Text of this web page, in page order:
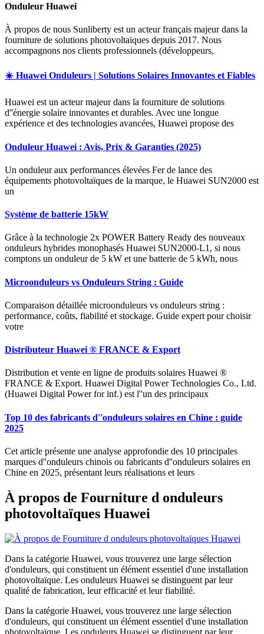
Onduleur Huawei
À propos de nous Sunliberty est un acteur français majeur dans la
fourniture de solutions photovoltaïques depuis 2017. Nous
accompagnons nos clients professionnels (développeurs,
☀️ Huawei Onduleurs | Solutions Solaires Innovantes et Fiables
Huawei est un acteur majeur dans la fourniture de solutions
d''énergie solaire innovantes et durables. Avec une longue
expérience et des technologies avancées, Huawei propose des
Onduleur Huawei : Avis, Prix & Garanties (2025)
Un onduleur aux performances élevées Fer de lance des
équipements photovoltaïques de la marque, le Huawei SUN2000 est
un
Système de batterie 15kW
Grâce à la technologie 2x POWER Battery Ready des nouveaux
onduleurs hybrides monophasés Huawei SUN2000-L1, si nous
comptons un onduleur de 5 kW et une batterie de 5 kWh, nous
Microonduleurs vs Onduleurs String : Guide
Comparaison détaillée microonduleurs vs onduleurs string :
performance, coûts, fiabilité et stockage. Guide expert pour choisir
votre
Distributeur Huawei ® FRANCE & Export
Distribution et vente en ligne de produits solaires Huawei ®
FRANCE & Export. Huawei Digital Power Technologies Co., Ltd.
(Huawei Digital Power for inf.) est l''un des principaux
Top 10 des fabricants d''onduleurs solaires en Chine : guide
2025
Cet article présente une analyse approfondie des 10 principales
marques d''onduleurs chinois ou fabricants d''onduleurs solaires en
Chine en 2025, présentant leurs réalisations et leurs
À propos de Fourniture d onduleurs
photovoltaïques Huawei
Dans la catégorie Huawei, vous trouverez une large sélection
d'onduleurs, qui constituent un élément essentiel d'une installation
photovoltaïque. Les onduleurs Huawei se distinguent par leur
qualité de fabrication, leur efficacité et leur fiabilité.
Dans la catégorie Huawei, vous trouverez une large sélection
d'onduleurs, qui constituent un élément essentiel d'une installation
photovoltaïque. Les onduleurs Huawei se distinguent par leur